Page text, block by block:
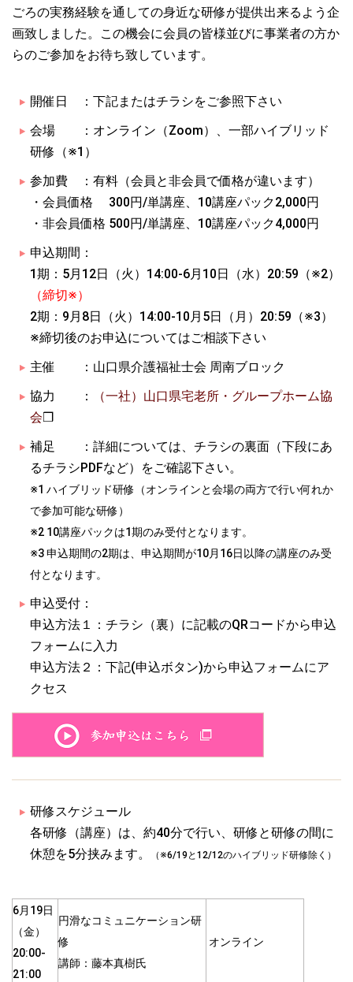
ごろの実務経験を通しての身近な研修が提供出来るよう企
画致しました。この機会に会員の皆様並びに事業者の方か
らのご参加をお待ち致しています。
開催日 ：下記またはチラシをご参照下さい
会場 ：オンライン（Zoom）、一部ハイブリッド
研修（※1）
参加費 ：有料（会員と非会員で価格が違います）
・会員価格 300円/単講座、10講座パック2,000円
・非会員価格 500円/単講座、10講座パック4,000円
申込期間：
1期：5月12日（火）14:00‐6月10日（水）20:59（※2）
（締切※）
2期：9月8日（火）14:00‐10月5日（月）20:59（※3）
※締切後のお申込についてはご相談下さい
主催 ：山口県介護福祉士会 周南ブロック
協力 ：
（一社）山口県宅老所・グループホーム協
会❒
補足 ：詳細については、チラシの裏面（下段にあ
るチラシPDFなど）をご確認下さい。
※1 ハイブリッド研修（オンラインと会場の両方で行い何れか
で参加可能な研修）
※2 10講座パックは1期のみ受付となります。
※3 申込期間の2期は、申込期間が10月16日以降の講座のみ受
付となります。
申込受付：
申込方法１：チラシ（裏）に記載のQRコードから申込
フォームに入力
申込方法２：下記(申込ボタン)から申込フォームにア
クセス
研修スケジュール
各研修（講座）は、約40分で行い、研修と研修の間に
休憩を5分挟みます。
（※6/19と12/12のハイブリッド研修除く）
6月19日
（金）
20:00-
21:00
円滑なコミュニケーション研
修
講師：藤本真樹氏
オンライン